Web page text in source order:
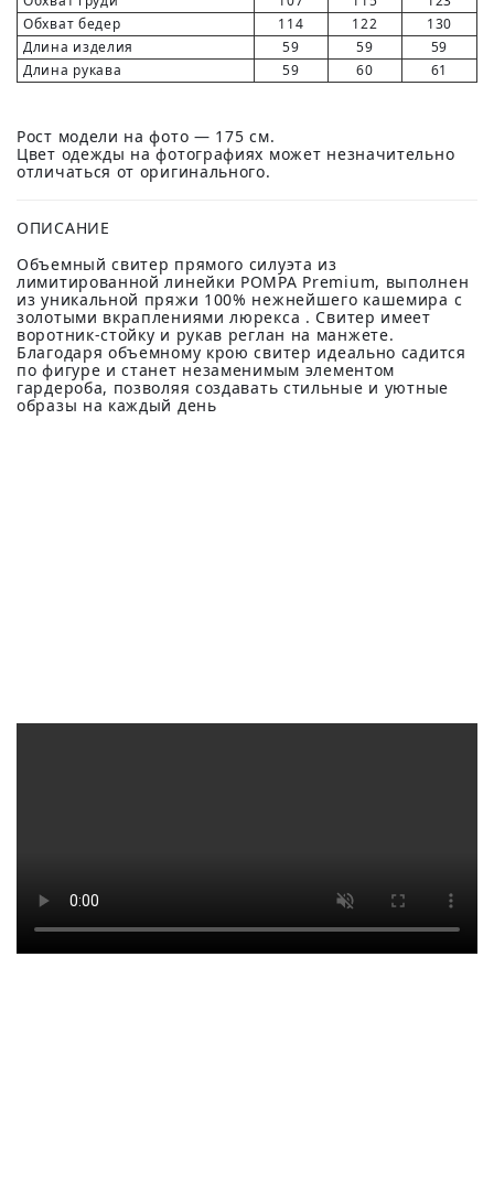
Обхват бедер
114 122
130
Длина изделия
59 59
59
Длина рукава
59 60 61
Рост модели на фото — 175 см.
Цвет одежды на фотографиях может незначительно
отличаться от оригинального.
ОПИСАНИЕ
Объемный свитер прямого силуэта из
лимитированной линейки POMPA Premium, выполнен
из уникальной пряжи 100% нежнейшего кашемира с
золотыми вкраплениями люрекса . Свитер имеет
воротник-стойку и рукав реглан на манжете.
Благодаря объемному крою свитер идеально садится
по фигуре и станет незаменимым элементом
гардероба, позволяя создавать стильные и уютные
образы на каждый день